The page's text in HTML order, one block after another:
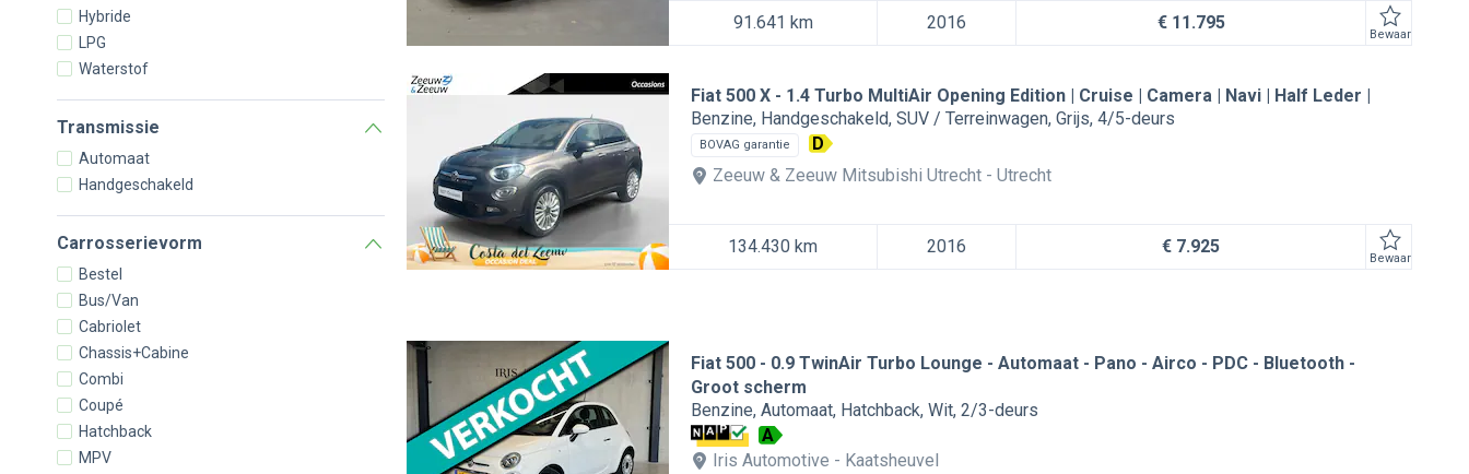
Hybride
LPG
Waterstof
Transmissie
Automaat
Handgeschakeld
Carrosserievorm
Bestel
Bus/Van
Cabriolet
Chassis+Cabine
Combi
Coupé
Hatchback
MPV
91.641 km 2016 € 11.795
Bewaar
Fiat 500 X
1.4 Turbo MultiAir Opening Edition | Cruise | Camera | Navi | Half Leder |
Benzine Handgeschakeld SUV / Terreinwagen Grijs 4/5-deurs
BOVAG garantie
D
Zeeuw & Zeeuw Mitsubishi Utrecht
Utrecht
134.430 km 2016 € 7.925
Bewaar
Fiat 500
0.9 TwinAir Turbo Lounge - Automaat - Pano - Airco - PDC - Bluetooth -
Groot scherm
Benzine Automaat Hatchback Wit 2/3-deurs
A
Iris Automotive
Kaatsheuvel